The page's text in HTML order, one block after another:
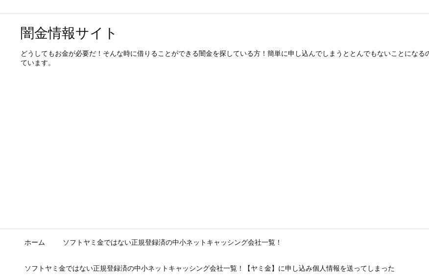
闇金情報サイト
どうしてもお金が必要だ！そんな時に借りることができる闇金を探している方！簡単に申し込んでしまうととんでもないことにな
ています。
ホーム ソフトヤミ金ではない正規登録済の中小ネットキャッシング会社一覧！
ソフトヤミ金ではない正規登録済の中小ネットキャッシング会社一覧！【ヤミ金】に申し込み個人情報を送ってしまった